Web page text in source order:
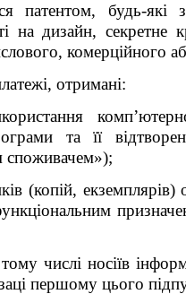
патентом, будь-які
на дизайн,
комерційного
отримані:
та її
споживачем»);
(копій, екземплярів)
числі носіїв
першому цього